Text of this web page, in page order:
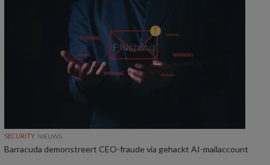
SECURITY NIEUWS
Barracuda demonstreert CEO-fraude via gehackt AI-mailaccount